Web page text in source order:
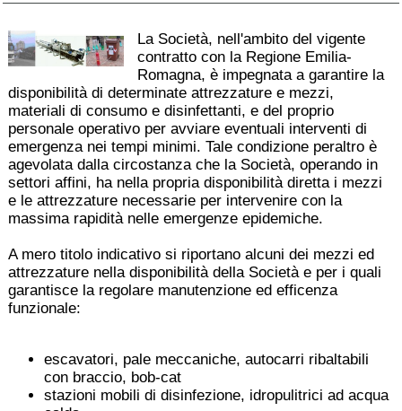
La Società, nell'ambito del vigente
contratto con la Regione Emilia-
Romagna, è impegnata a garantire la
disponibilità di determinate attrezzature e mezzi,
materiali di consumo e disinfettanti, e del proprio
personale operativo per avviare eventuali interventi di
emergenza nei tempi minimi. Tale condizione peraltro è
agevolata dalla circostanza che la Società, operando in
settori affini, ha nella propria disponibilità diretta i mezzi
e le attrezzature necessarie per intervenire con la
massima rapidità nelle emergenze epidemiche.
A mero titolo indicativo si riportano alcuni dei mezzi ed
attrezzature nella disponibilità della Società e per i quali
garantisce la regolare manutenzione ed efficenza
funzionale:
escavatori, pale meccaniche, autocarri ribaltabili
con braccio, bob-cat
stazioni mobili di disinfezione, idropulitrici ad acqua